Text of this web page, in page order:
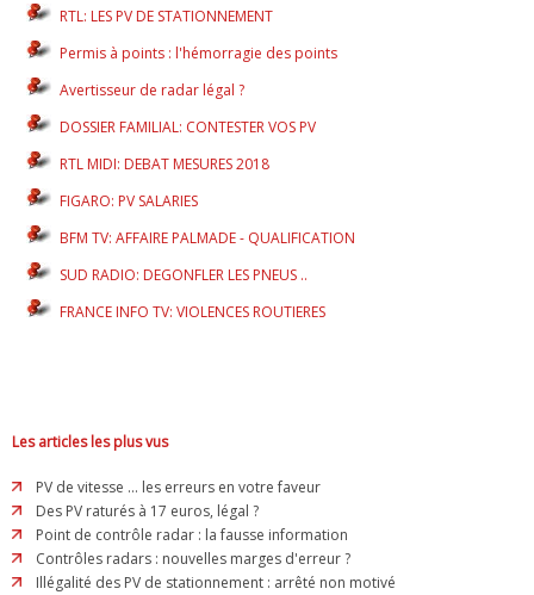
RTL: LES PV DE STATIONNEMENT
Permis à points : l'hémorragie des points
Avertisseur de radar légal ?
DOSSIER FAMILIAL: CONTESTER VOS PV
RTL MIDI: DEBAT MESURES 2018
FIGARO: PV SALARIES
BFM TV: AFFAIRE PALMADE - QUALIFICATION
SUD RADIO: DEGONFLER LES PNEUS ..
FRANCE INFO TV: VIOLENCES ROUTIERES
Les articles les plus vus
PV de vitesse ... les erreurs en votre faveur
Des PV raturés à 17 euros, légal ?
Point de contrôle radar : la fausse information
Contrôles radars : nouvelles marges d'erreur ?
Illégalité des PV de stationnement : arrêté non motivé